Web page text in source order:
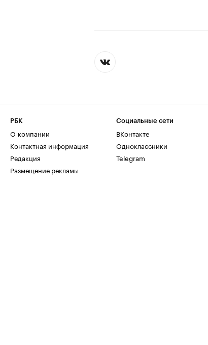
РБК
О компании
Контактная информация
Редакция
Размещение рекламы
Социальные сети
ВКонтакте
Одноклассники
Telegram